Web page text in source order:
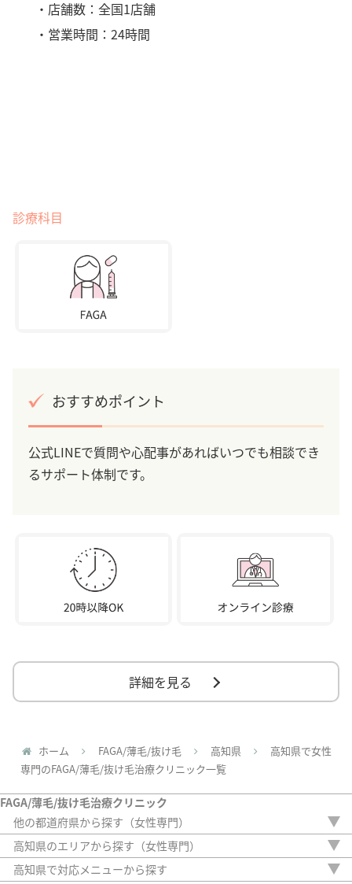
・店舗数：全国1店舗
・営業時間：24時間
診療科目
おすすめポイント
公式LINEで質問や心配事があればいつでも相談でき
るサポート体制です。
詳細を見る
ホーム FAGA/薄毛/抜け毛 高知県
高知県で女性
専門のFAGA/薄毛/抜け毛治療クリニック一覧
FAGA/薄毛/抜け毛治療クリニック
他の都道府県から探す（女性専門）
北海道
青森県
岩手県
高知県のエリアから探す（女性専門）
高知市
高知県で対応メニューから探す